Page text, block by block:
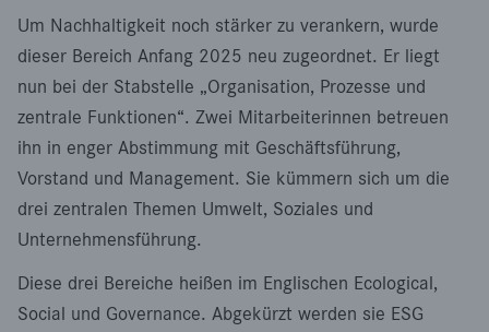
Um Nachhaltigkeit noch stärker zu verankern, wurde
dieser Bereich Anfang 2025 neu zugeordnet. Er liegt
nun bei der Stabstelle „Organisation, Prozesse und
zentrale Funktionen“. Zwei Mitarbeiterinnen betreuen
ihn in enger Abstimmung mit Geschäftsführung,
Vorstand und Management. Sie kümmern sich um die
drei zentralen Themen Umwelt, Soziales und
Unternehmensführung.
Diese drei Bereiche heißen im Englischen Ecological,
Social und Governance. Abgekürzt werden sie ESG